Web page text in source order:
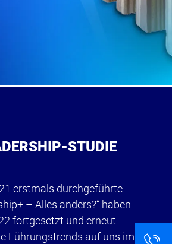
STUDIE
erstmals durchgeführte
– Alles anders?“ haben
fortgesetzt und erneut
Führungstrends auf uns im